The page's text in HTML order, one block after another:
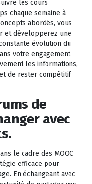
les cours
chaque semaine à
abordés, vous
et développerez une
évolution du
votre engagement
les informations,
de rester compétitif
de
avec
le cadre des MOOC
efficace pour
En échangeant avec